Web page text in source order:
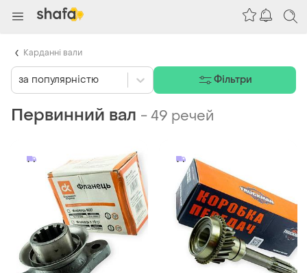
Первинний вал -49 речей
за популярністю Фільтри
Карданні вали